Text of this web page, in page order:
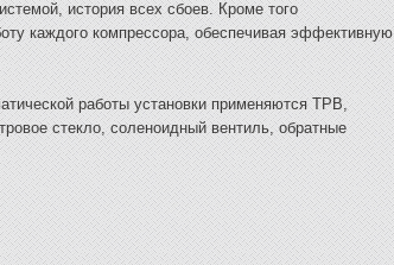
история всех сбоев. Кроме того
каждого компрессора, обеспечивая эффективную
работы установки применяются ТРВ,
стекло, соленоидный вентиль, обратные